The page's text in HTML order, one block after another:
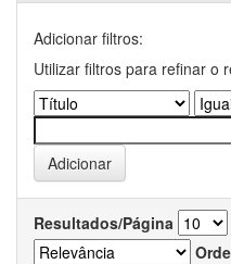
Adicionar filtros:
Utilizar filtros para refinar o
Resultados/Página